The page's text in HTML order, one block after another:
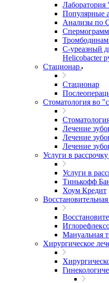
Популярные
Анализы по
С-уреазный
Helicobacter
Стационар
Стационар
Стоматология во
Лечение
Лечение
Лечение
Услуги в рассрочку
Услуги в
Тинькофф
Хоум Кредит
Мануальная
Хирургическое